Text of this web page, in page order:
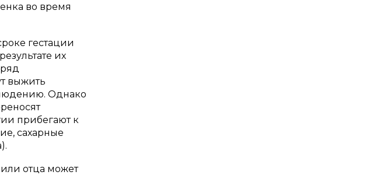
во время
гестации
их
выжить
Однако
прибегают к
сахарные
отца может